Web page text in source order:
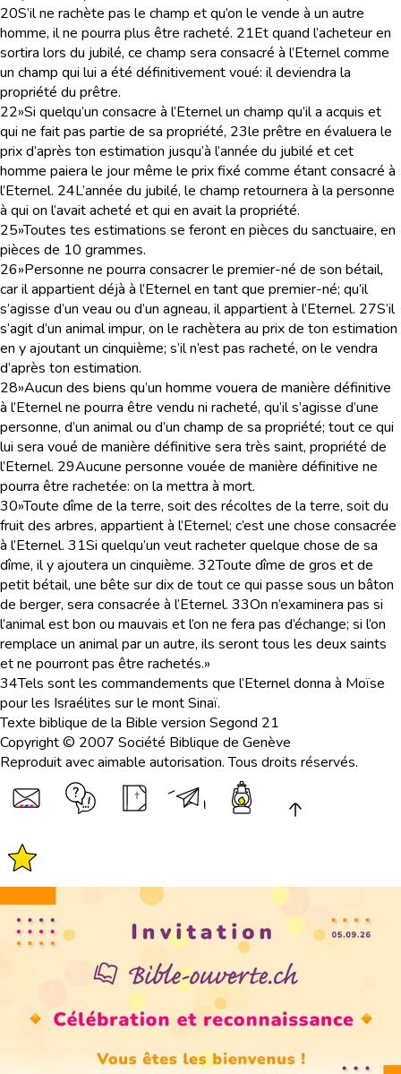
20S’il ne rachète pas le champ et qu’on le vende à un autre
homme, il ne pourra plus être racheté. 21Et quand l’acheteur en
sortira lors du jubilé, ce champ sera consacré à l’Eternel comme
un champ qui lui a été définitivement voué: il deviendra la
propriété du prêtre.
22»Si quelqu’un consacre à l’Eternel un champ qu’il a acquis et
qui ne fait pas partie de sa propriété, 23le prêtre en évaluera le
prix d’après ton estimation jusqu’à l’année du jubilé et cet
homme paiera le jour même le prix fixé comme étant consacré à
l’Eternel. 24L’année du jubilé, le champ retournera à la personne
à qui on l’avait acheté et qui en avait la propriété.
25»Toutes tes estimations se feront en pièces du sanctuaire, en
pièces de 10 grammes.
26»Personne ne pourra consacrer le premier-né de son bétail,
car il appartient déjà à l’Eternel en tant que premier-né; qu’il
s’agisse d’un veau ou d’un agneau, il appartient à l’Eternel. 27S’il
s’agit d’un animal impur, on le rachètera au prix de ton estimation
en y ajoutant un cinquième; s’il n’est pas racheté, on le vendra
d’après ton estimation.
28»Aucun des biens qu’un homme vouera de manière définitive
à l’Eternel ne pourra être vendu ni racheté, qu’il s’agisse d’une
personne, d’un animal ou d’un champ de sa propriété; tout ce qui
lui sera voué de manière définitive sera très saint, propriété de
l’Eternel. 29Aucune personne vouée de manière définitive ne
pourra être rachetée: on la mettra à mort.
30»Toute dîme de la terre, soit des récoltes de la terre, soit du
fruit des arbres, appartient à l’Eternel; c’est une chose consacrée
à l’Eternel. 31Si quelqu’un veut racheter quelque chose de sa
dîme, il y ajoutera un cinquième. 32Toute dîme de gros et de
petit bétail, une bête sur dix de tout ce qui passe sous un bâton
de berger, sera consacrée à l’Eternel. 33On n’examinera pas si
l’animal est bon ou mauvais et l’on ne fera pas d’échange; si l’on
remplace un animal par un autre, ils seront tous les deux saints
et ne pourront pas être rachetés.»
34Tels sont les commandements que l’Eternel donna à Moïse
pour les Israélites sur le mont Sinaï.
Texte biblique de la Bible version Segond 21
Copyright © 2007 Société Biblique de Genève
Reproduit avec aimable autorisation. Tous droits réservés.